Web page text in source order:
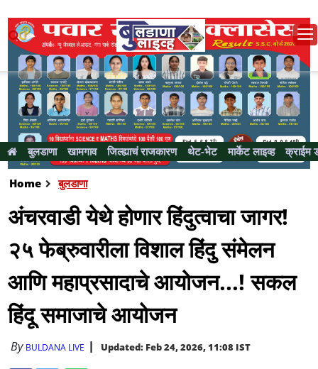
बुलडाणा खामगाव जिल्ह्याचं राजकारण थेट-भेट मार्केट लाइव्ह क्राईम
Home बुलडाणा
अंचरवाडी येथे होणार हिंदुत्वाचा जागर!
२५ फेब्रुवारीला विशाल हिंदु संमेलन
आणि महाप्रसादाचे आयोजन...! सकल
हिंदू समाजाचे आयोजन
By BULDANA LIVE Updated: Feb 24, 2026, 11:08 IST